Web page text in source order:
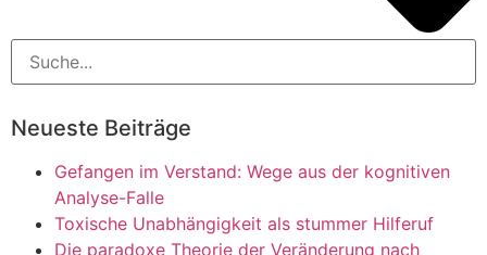
Neueste Beiträge
Gefangen im Verstand: Wege aus der kognitiven
Analyse-Falle
Toxische Unabhängigkeit als stummer Hilferuf
Die paradoxe Theorie der Veränderung nach